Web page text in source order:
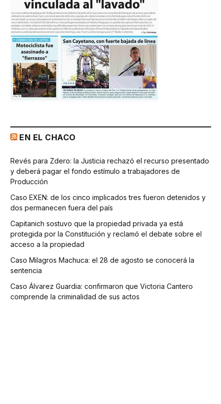
EN EL CHACO
Revés para Zdero: la Justicia rechazó el recurso presentado
y deberá pagar el fondo estímulo a trabajadores de
Producción
Caso EXEN: de los cinco implicados tres fueron detenidos y
dos permanecen fuera del país
Capitanich sostuvo que la propiedad privada ya está
protegida por la Constitución y reclamó el debate sobre el
acceso a la propiedad
Caso Milagros Machuca: el 28 de agosto se conocerá la
sentencia
Caso Álvarez Guardia: confirmaron que Victoria Cantero
comprende la criminalidad de sus actos